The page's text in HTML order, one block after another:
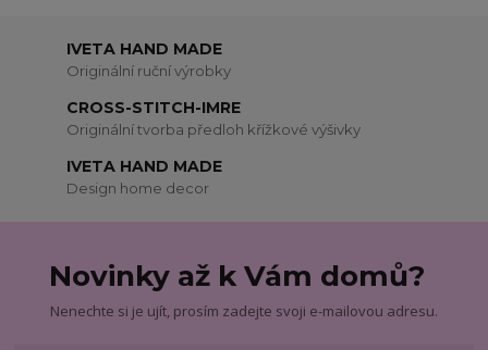
IVETA HAND MADE
Originální ruční výrobky
CROSS-STITCH-IMRE
Originální tvorba předloh křížkové výšivky
IVETA HAND MADE
Design home decor
Novinky až k Vám domů?
Nenechte si je ujít, prosím zadejte svoji e-mailovou adresu.